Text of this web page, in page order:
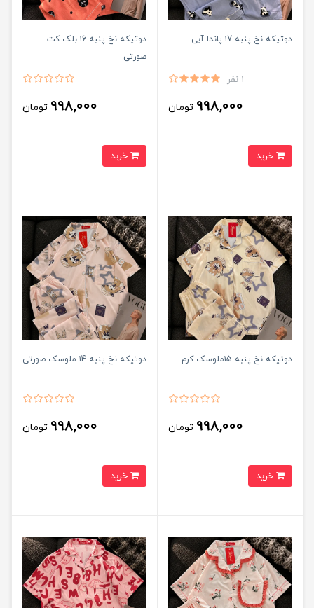
دوتیکه نخ پنبه ۱7 پاندا آبی
1 نفر
998,000 تومان
دوتیکه نخ پنبه ۱6 بلک کت
صورتی
998,000 تومان
دوتیکه نخ پنبه ۱5ملوسک کرم
998,000 تومان
دوتیکه نخ پنبه ۱4 ملوسک صورتی
998,000 تومان